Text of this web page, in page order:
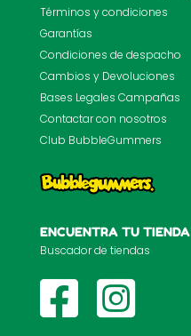
Términos y condiciones
Garantías
Condiciones de despacho
Cambios y Devoluciones
Bases Legales Campañas
Contactar con nosotros
Club BubbleGummers
ENCUENTRA TU TIENDA
Buscador de tiendas